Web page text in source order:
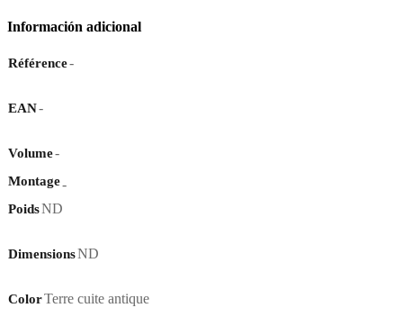
Información adicional
Référence-
EAN-
Volume-
Montage-
PoidsND
DimensionsND
ColorTerre cuite antique